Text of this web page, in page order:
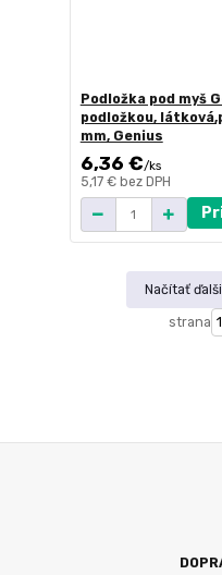
Podložka pod myš
podložkou,
mm, Genius
6,36 €/ks
5,17 € bez DPH
Načítať
strana